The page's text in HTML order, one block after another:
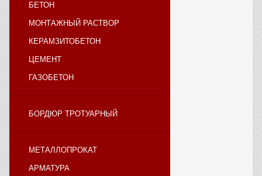
БЕТОН
МОНТАЖНЫЙ РАСТВОР
КЕРАМЗИТОБЕТОН
ЦЕМЕНТ
ГАЗОБЕТОН
БОРДЮР ТРОТУАРНЫЙ
МЕТАЛЛОПРОКАТ
АРМАТУРА